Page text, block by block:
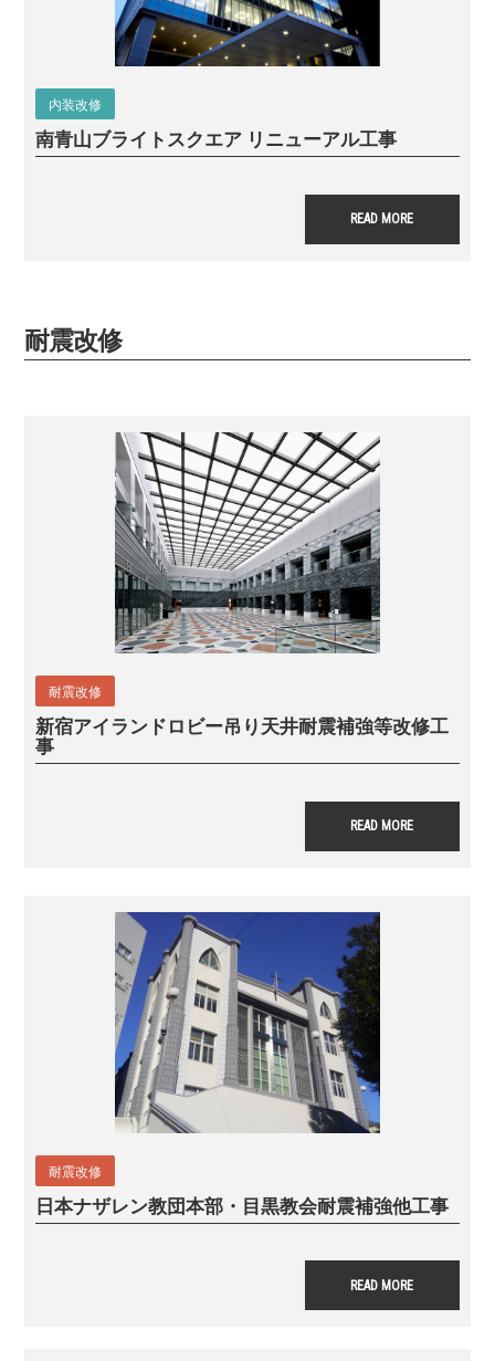
内装改修
南青山ブライトスクエア リニューアル工事
READ MORE
耐震改修
耐震改修
新宿アイランドロビー吊り天井耐震補強等改修工
事
READ MORE
耐震改修
日本ナザレン教団本部・目黒教会耐震補強他工事
READ MORE